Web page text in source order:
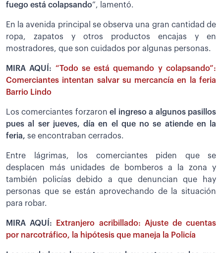
fuego está colapsando”, lamentó.
En la avenida principal se observa una gran cantidad de
ropa, zapatos y otros productos encajas y en
mostradores, que son cuidados por algunas personas.
MIRA AQUÍ: “Todo se está quemando y colapsando”:
Comerciantes intentan salvar su mercancía en la feria
Barrio Lindo
Los comerciantes forzaronel ingreso a algunos pasillos
pues al ser jueves, día en el que no se atiende en la
feria, se encontraban cerrados.
Entre lágrimas, los comerciantes piden que se
desplacen más unidades de bomberos a la zona y
también policías debido a que denuncian que hay
personas que se están aprovechando de la situación
para robar.
MIRA AQUÍ:
Extranjero acribillado: Ajuste de cuentas
por narcotráfico, la hipótesis que maneja la Policía